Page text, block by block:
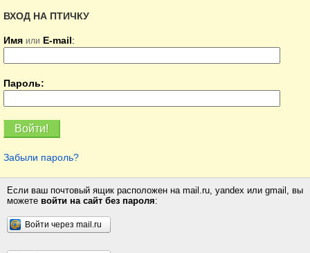
ВХОД НА ПТИЧКУ
Имя или E-mail:
Пароль:
Забыли пароль?
Если ваш почтовый ящик расположен на mail.ru, yandex или gmail, вы
можете войти на сайт без пароля:
Войти через mail.ru